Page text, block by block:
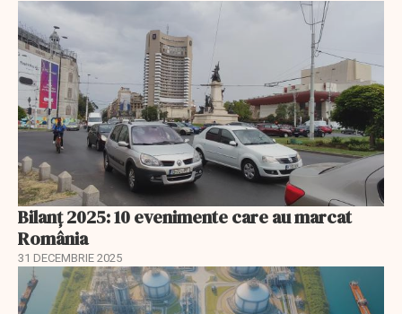
Bilanț 2025: 10 evenimente care au marcat
România
31 DECEMBRIE 2025